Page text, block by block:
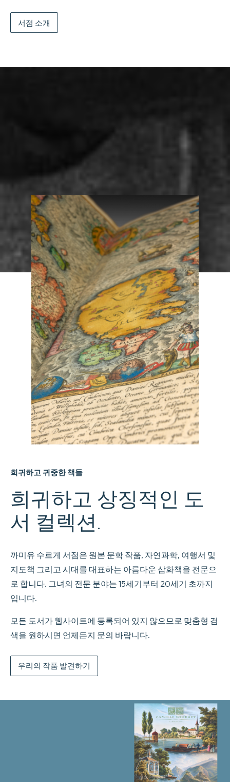
서점 소개
희귀하고 귀중한 책들
희귀하고 상징적인 도
서 컬렉션.
까미유 수르게 서점은 원본 문학 작품, 자연과학, 여행서 및
지도책 그리고 시대를 대표하는 아름다운 삽화책을 전문으
로 합니다. 그녀의 전문 분야는 15세기부터 20세기 초까지
입니다.
모든 도서가 웹사이트에 등록되어 있지 않으므로 맞춤형 검
색을 원하시면 언제든지 문의 바랍니다.
우리의 작품 발견하기